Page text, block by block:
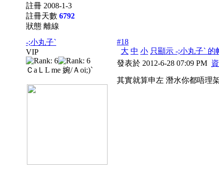
註冊 2008-1-3
註冊天數 6792
狀態 離線
-;小丸子`
VIP
ＣaＬL me 婉/Ａoi;)`
#18
大 中 小 只顯示 -;小丸子` 的
發表於 2012-6-28 07:09 PM
其實就算申左 潛水你都唔理